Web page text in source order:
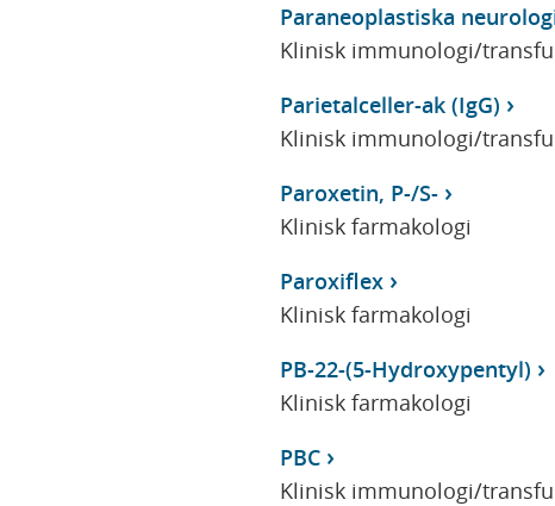
Paraneoplastiska
Klinisk immunologi/
Parietalceller-ak (IgG)
Klinisk immunologi/
Paroxetin, P-/S-
Klinisk farmakologi
Paroxiflex
Klinisk farmakologi
PB-22-(5-Hydroxypentyl)
Klinisk farmakologi
PBC
Klinisk immunologi/